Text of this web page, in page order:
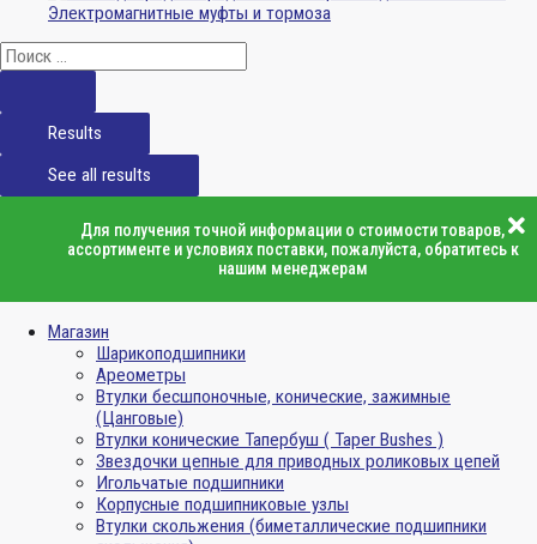
Электромагнитные муфты и тормоза
Results
See all results
Для получения точной информации о стоимости товаров,
ассортименте и условиях поставки, пожалуйста, обратитесь к
нашим менеджерам
Магазин
Шарикоподшипники
Ареометры
Втулки бесшпоночные, конические, зажимные
(Цанговые)
Втулки конические Тапербуш ( Taper Bushes )
Звездочки цепные для приводных роликовых цепей
Игольчатые подшипники
Корпусные подшипниковые узлы
Втулки скольжения (биметаллические подшипники